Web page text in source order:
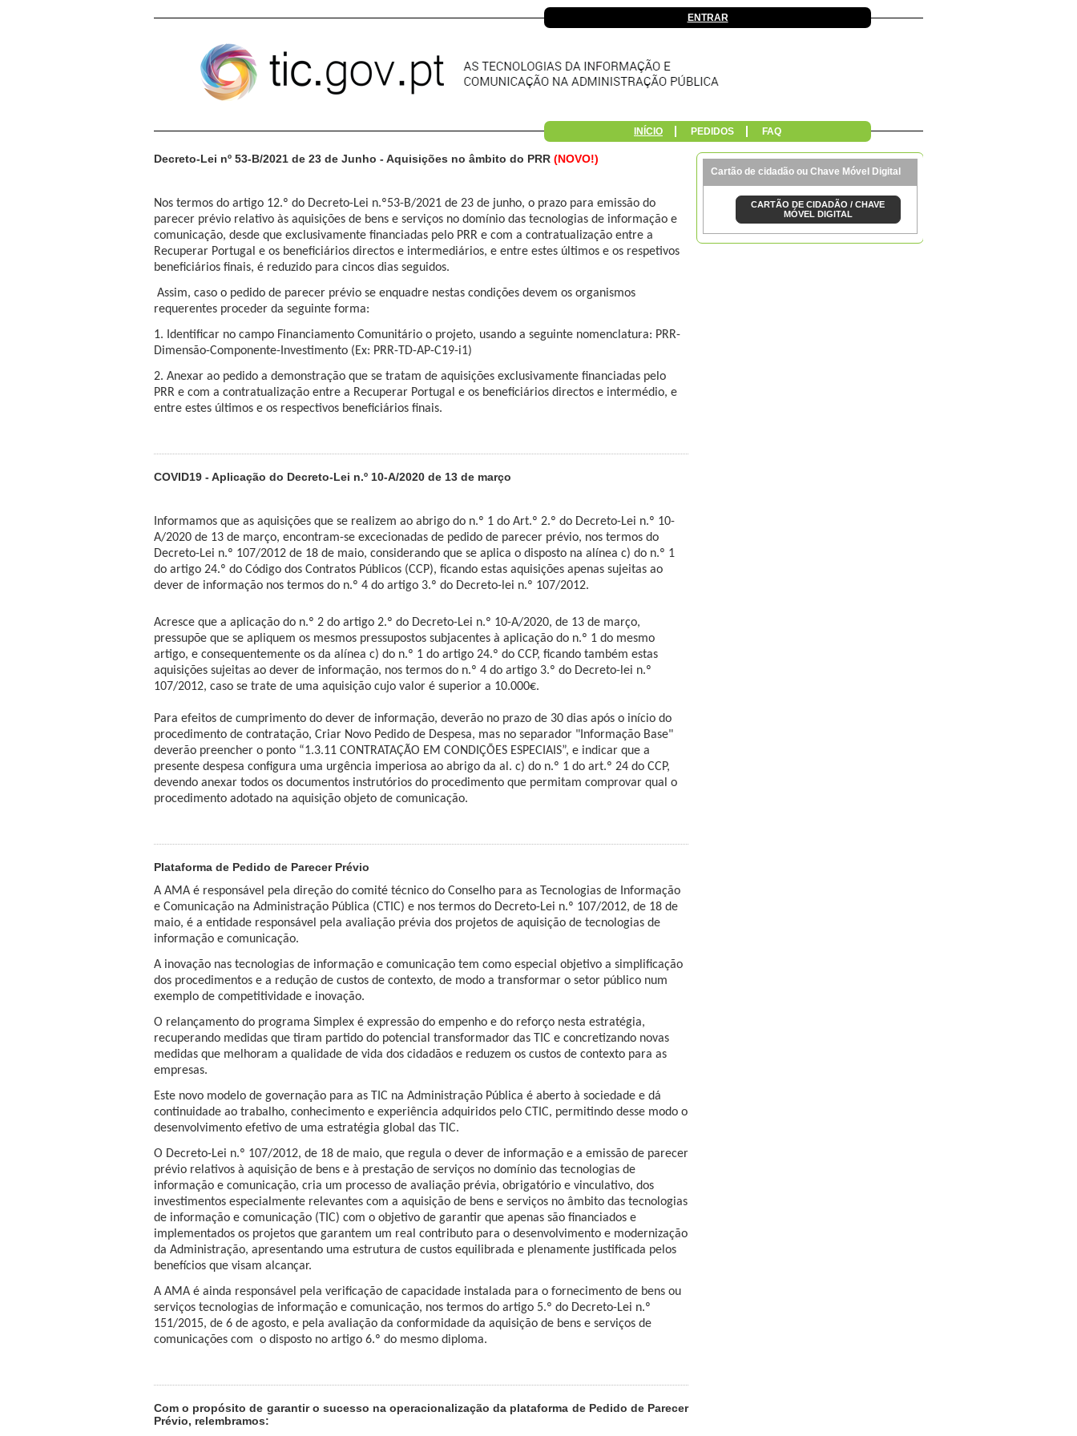
ENTRAR
INÍCIO PEDIDOS FAQ
Decreto-Lei nº 53-B/2021 de 23 de Junho - Aquisições no âmbito do PRR (NOVO!)
Nos termos do artigo 12.º do Decreto-Lei n.º53-B/2021 de 23 de junho, o prazo para emissão do
parecer prévio relativo às aquisições de bens e serviços no domínio das tecnologias de informação e
comunicação, desde que exclusivamente financiadas pelo PRR e com a contratualização entre a
Recuperar Portugal e os beneficiários directos e intermediários, e entre estes últimos e os respetivos
beneficiários finais, é reduzido para cincos dias seguidos.
Assim, caso o pedido de parecer prévio se enquadre nestas condições devem os organismos
requerentes proceder da seguinte forma:
1. Identificar no campo Financiamento Comunitário o projeto, usando a seguinte nomenclatura: PRR-
Dimensão-Componente-Investimento (Ex: PRR-TD-AP-C19-i1)
2. Anexar ao pedido a demonstração que se tratam de aquisições exclusivamente financiadas pelo
PRR e com a contratualização entre a Recuperar Portugal e os beneficiários directos e intermédio, e
entre estes últimos e os respectivos beneficiários finais.
COVID19 - Aplicação do Decreto-Lei n.º 10-A/2020 de 13 de março
Informamos que as aquisições que se realizem ao abrigo do n.º 1 do Art.º 2.º do Decreto-Lei n.º 10-
A/2020 de 13 de março, encontram-se excecionadas de pedido de parecer prévio, nos termos do
Decreto-Lei n.º 107/2012 de 18 de maio, considerando que se aplica o disposto na alínea c) do n.º 1
do artigo 24.º do Código dos Contratos Públicos (CCP), ficando estas aquisições apenas sujeitas ao
dever de informação nos termos do n.º 4 do artigo 3.º do Decreto-lei n.º 107/2012.
Acresce que a aplicação do n.º 2 do artigo 2.º do Decreto-Lei n.º 10-A/2020, de 13 de março,
pressupõe que se apliquem os mesmos pressupostos subjacentes à aplicação do n.º 1 do mesmo
artigo, e consequentemente os da alínea c) do n.º 1 do artigo 24.º do CCP, ficando também estas
aquisições sujeitas ao dever de informação, nos termos do n.º 4 do artigo 3.º do Decreto-lei n.º
107/2012, caso se trate de uma aquisição cujo valor é superior a 10.000€.
Para efeitos de cumprimento do dever de informação, deverão no prazo de 30 dias após o início do
procedimento de contratação, Criar Novo Pedido de Despesa, mas no separador "Informação Base"
deverão preencher o ponto “1.3.11 CONTRATAÇÃO EM CONDIÇÕES ESPECIAIS”, e indicar que a
presente despesa configura uma urgência imperiosa ao abrigo da al. c) do n.º 1 do art.º 24 do CCP,
devendo anexar todos os documentos instrutórios do procedimento que permitam comprovar qual o
procedimento adotado na aquisição objeto de comunicação.
Plataforma de Pedido de Parecer Prévio
A AMA é responsável pela direção do comité técnico do Conselho para as Tecnologias de Informação
e Comunicação na Administração Pública (CTIC) e nos termos do Decreto-Lei n.º 107/2012, de 18 de
maio, é a entidade responsável pela avaliação prévia dos projetos de aquisição de tecnologias de
informação e comunicação.
A inovação nas tecnologias de informação e comunicação tem como especial objetivo a simplificação
dos procedimentos e a redução de custos de contexto, de modo a transformar o setor público num
exemplo de competitividade e inovação.
O relançamento do programa Simplex é expressão do empenho e do reforço nesta estratégia,
recuperando medidas que tiram partido do potencial transformador das TIC e concretizando novas
medidas que melhoram a qualidade de vida dos cidadãos e reduzem os custos de contexto para as
empresas.
Este novo modelo de governação para as TIC na Administração Pública é aberto à sociedade e dá
continuidade ao trabalho, conhecimento e experiência adquiridos pelo CTIC, permitindo desse modo o
desenvolvimento efetivo de uma estratégia global das TIC.
O Decreto-Lei n.º 107/2012, de 18 de maio, que regula o dever de informação e a emissão de parecer
prévio relativos à aquisição de bens e à prestação de serviços no domínio das tecnologias de
informação e comunicação, cria um processo de avaliação prévia, obrigatório e vinculativo, dos
investimentos especialmente relevantes com a aquisição de bens e serviços no âmbito das tecnologias
de informação e comunicação (TIC) com o objetivo de garantir que apenas são financiados e
implementados os projetos que garantem um real contributo para o desenvolvimento e modernização
da Administração, apresentando uma estrutura de custos equilibrada e plenamente justificada pelos
benefícios que visam alcançar.
A AMA é ainda responsável pela verificação de capacidade instalada para o fornecimento de bens ou
serviços tecnologias de informação e comunicação, nos termos do artigo 5.º do Decreto-Lei n.º
151/2015, de 6 de agosto, e pela avaliação da conformidade da aquisição de bens e serviços de
comunicações com o disposto no artigo 6.º do mesmo diploma.
Com o propósito de garantir o sucesso na operacionalização da plataforma de Pedido de Parecer
Prévio, relembramos:
Cartão de cidadão ou Chave Móvel Digital
CARTÃO DE CIDADÃO / CHAVE
MÓVEL DIGITAL